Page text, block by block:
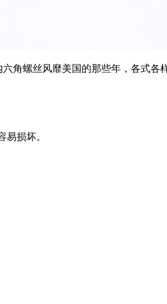
角螺丝风靡美国的那些年，各式各
损坏。